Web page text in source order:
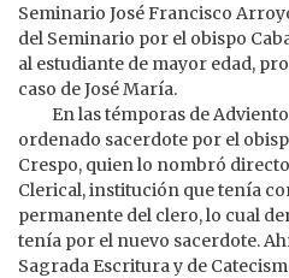
Seminario José Francisco
del Seminario por el obispo
al estudiante de mayor edad,
caso de José María.
En las témporas de
ordenado sacerdote por el
Crespo, quien lo nombró
Clerical, institución que tenía
permanente del clero, lo cual
tenía por el nuevo sacerdote.
Sagrada Escritura y de